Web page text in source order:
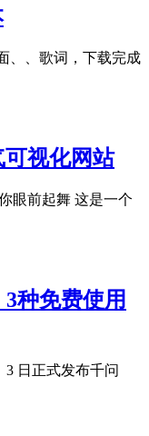
、、歌词，下载完成
视化网站
眼前起舞 这是一个
种免费使用
3 日正式发布千问